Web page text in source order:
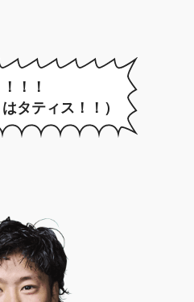
！！
はタティス！！）